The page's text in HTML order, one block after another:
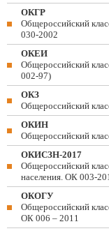
ОКГР
Общероссийский
030-2002
ОКЕИ
Общероссийский
002-97)
ОКЗ
Общероссийский
ОКИН
Общероссийский
ОКИСЗН-2017
Общероссийский
населения. ОК 003-
ОКОГУ
Общероссийский
ОК 006 – 2011